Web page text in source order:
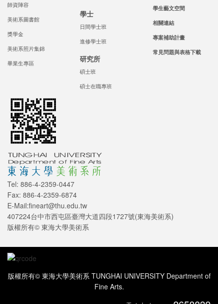
師資陣容
美術系圖書館
獎學金
美術系照片集錦
畢業生專區
學士
日間學士班
進修學士班
研究所
碩士班
碩士在職專班
學生藝文空間
相關連結
專案補助計畫
常見問題與表格下載
Tel: 886-4-2359-0447
Fax: 886-4-2359-6874
E-Mail:fineart@thu.edu.tw
407224台中市西屯區臺灣大道四段1727號(東海美術系)
版權所有© 東海大學美術系
版權所有© 東海大學美術系 TUNGHAI UNIVERSITY Department of
Fine Arts.